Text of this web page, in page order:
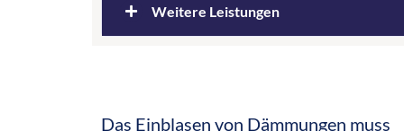
Pinneberg zu unserem unmittelbaren
Zirka 42.000 Menschen wohnen in
Senken Sie Ihre Kosten
Als Profi für Einblasdämmung, energetische
Weitere Leistungen
Einblasdämmung Ammersbek
Steicozell
Das Einblasen von Dämmungen muss